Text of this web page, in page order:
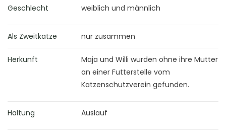
Geschlecht weiblich und männlich
Als Zweitkatze nur zusammen
Herkunft
Maja und Willi wurden ohne ihre Mutter
an einer Futterstelle vom
Katzenschutzverein gefunden.
Haltung Auslauf